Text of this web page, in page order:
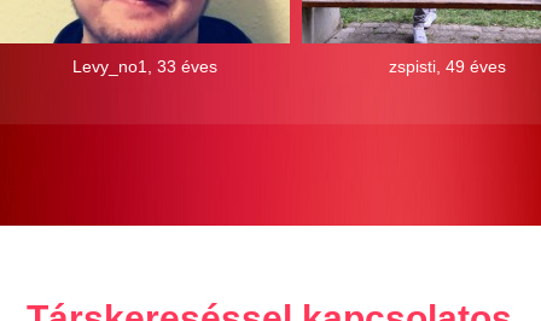
Levy_no1, 33 éves zspisti, 49 éves